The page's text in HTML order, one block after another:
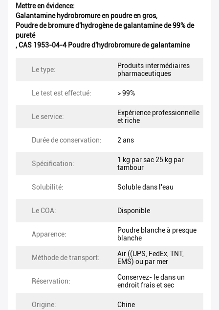
Mettre en évidence:
Galantamine hydrobromure en poudre en gros,
Poudre de bromure d'hydrogène de galantamine de 99% de
pureté
,CAS 1953-04-4 Poudre d'hydrobromure de galantamine
Le type:
Produits intermédiaires
pharmaceutiques
Le test est effectué: > 99%
Le service:
Expérience professionnelle
et riche
Durée de conservation: 2 ans
Spécification:
1 kg par sac 25 kg par
tambour
Solubilité: Soluble dans l'eau
Le COA: Disponible
Apparence:
Poudre blanche à presque
blanche
Méthode de transport:
Air ((UPS, FedEx, TNT,
EMS) ou par mer
Réservation:
Conservez- le dans un
endroit frais et sec
Origine: Chine